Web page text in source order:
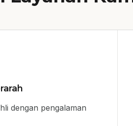
dengan pengalaman